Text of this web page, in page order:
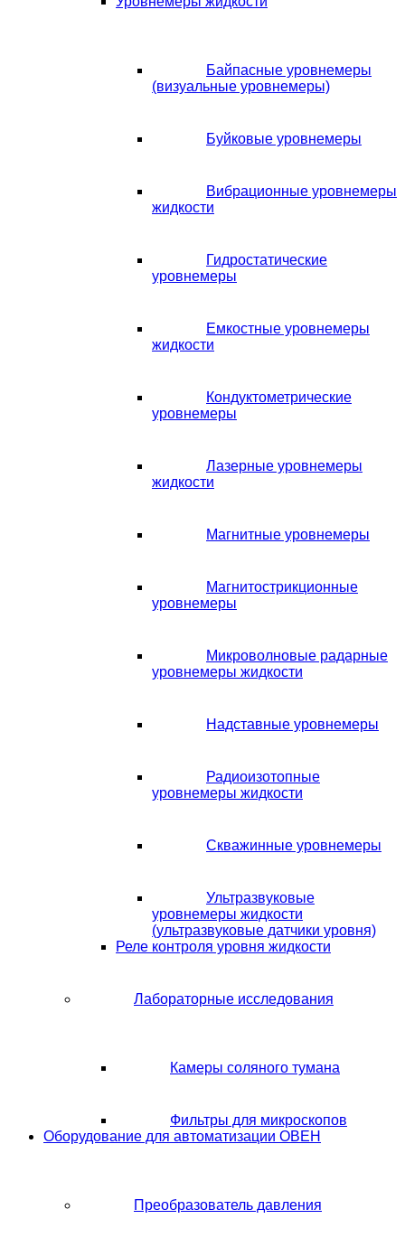
Байпасные уровнемеры
(визуальные уровнемеры)
Буйковые уровнемеры
Вибрационные уровнемеры
жидкости
Гидростатические
уровнемеры
Емкостные уровнемеры
жидкости
Кондуктометрические
уровнемеры
Лазерные уровнемеры
жидкости
Магнитные уровнемеры
Магнитострикционные
уровнемеры
Микроволновые радарные
уровнемеры жидкости
Надставные уровнемеры
Радиоизотопные
уровнемеры жидкости
Скважинные уровнемеры
Ультразвуковые
уровнемеры жидкости
(ультразвуковые датчики уровня)
Реле контроля уровня жидкости
Лабораторные исследования
Камеры соляного тумана
Фильтры для микроскопов
Оборудование для автоматизации ОВЕН
Преобразователь давления